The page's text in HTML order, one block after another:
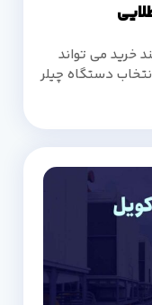
خرید می تواند
دستگاه چیلر